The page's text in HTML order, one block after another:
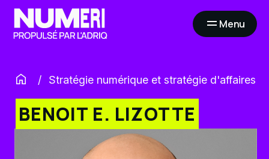
Ouvrir
la
Menu
Stratégie numérique et stratégie d'affaires
BENOIT E. LIZOTTE